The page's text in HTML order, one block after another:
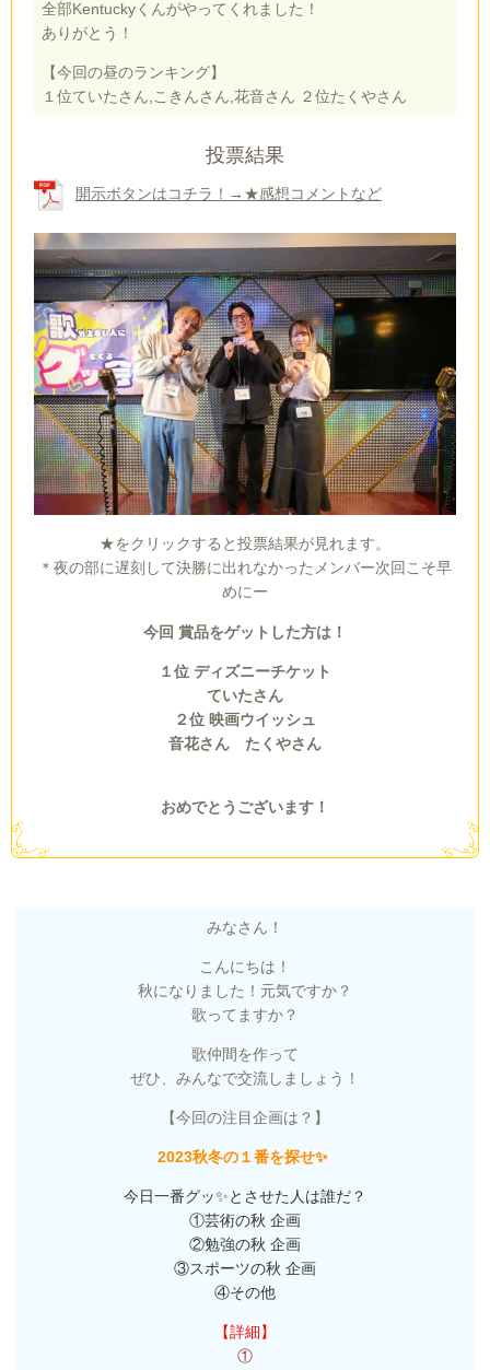
全部Kentuckyくんがやってくれました！
ありがとう！
【今回の昼のランキング】
１位ていたさん,こきんさん,花音さん ２位たくやさん
投票結果
開示ボタンはコチラ！→★感想コメントなど
★をクリックすると投票結果が見れます。
＊夜の部に遅刻して決勝に出れなかったメンバー次回こそ早
めにー
今回 賞品をゲットした方は！
１位 ディズニーチケット
ていたさん
２位 映画ウイッシュ
音花さん たくやさん
おめでとうございます！
みなさん！
こんにちは！
秋になりました！元気ですか？
歌ってますか？
歌仲間を作って
ぜひ、みんなで交流しましょう！
【今回の注目企画は？】
2023秋冬の１番を探せ✨
今日一番グッ✨とさせた人は誰だ？
①芸術の秋 企画
②勉強の秋 企画
③スポーツの秋 企画
④その他
【詳細】
①